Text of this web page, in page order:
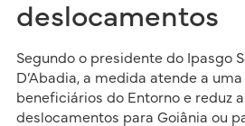
deslocamentos
Segundo o presidente do Ipasgo
D’Abadia, a medida atende a
beneficiários do Entorno e reduz
deslocamentos para Goiânia ou